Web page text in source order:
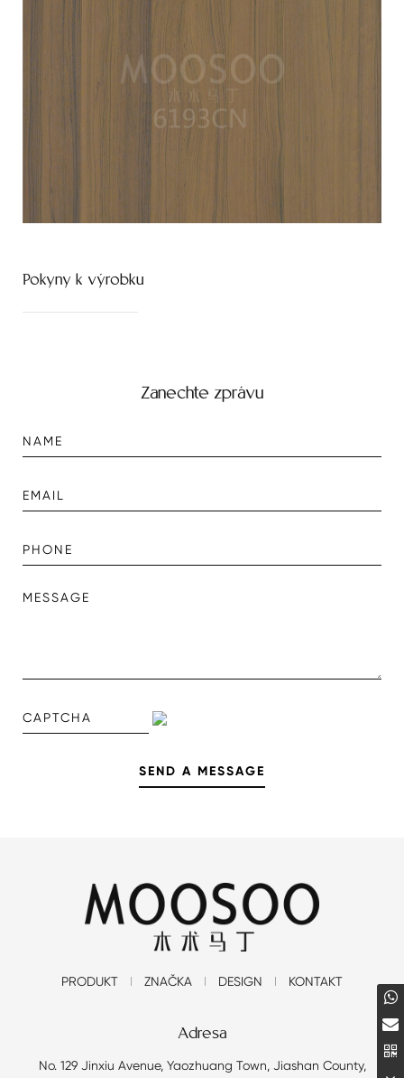
Pokyny k výrobku
Zanechte zprávu
PRODUKT ZNAČKA DESIGN KONTAKT
Adresa
No. 129 Jinxiu Avenue, Yaozhuang Town, Jiashan County,